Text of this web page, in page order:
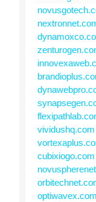
vividushq.com
cubixiogo.com
optiwavex.com